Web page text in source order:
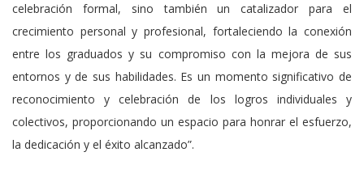
celebración formal, sino también un catalizador para el
crecimiento personal y profesional, fortaleciendo la conexión
entre los graduados y su compromiso con la mejora de sus
entornos y de sus habilidades. Es un momento significativo de
reconocimiento y celebración de los logros individuales y
colectivos, proporcionando un espacio para honrar el esfuerzo,
la dedicación y el éxito alcanzado”.